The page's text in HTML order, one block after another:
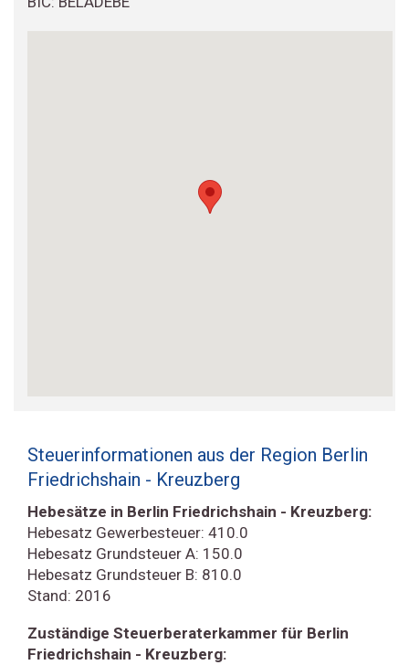
Steuerinformationen aus der Region Berlin
Friedrichshain - Kreuzberg
Hebesätze in Berlin Friedrichshain - Kreuzberg:
Hebesatz Gewerbesteuer: 410.0
Hebesatz Grundsteuer A: 150.0
Hebesatz Grundsteuer B: 810.0
Stand: 2016
Zuständige Steuerberaterkammer für Berlin
Friedrichshain - Kreuzberg: